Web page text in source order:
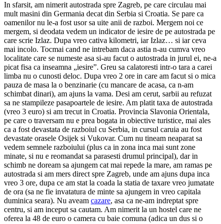
In sfarsit, am nimerit autostrada spre Zagreb, pe care circulau mai
mult masini din Germania decat din Serbia si Croatia. Se pare ca
oamenilor nu le-a fost usor sa uite anii de razboi. Mergem noi ce
mergem, si deodata vedem un indicator de iesire de pe autostrada pe
care scrie Izlaz. Dupa vreo cativa kilometri, iar Izlaz… si iar ceva
mai incolo. Tocmai cand ne intrebam daca astia n-au cumva vreo
localitate care se numeste asa si-au facut o autostrada in jurul ei, ne-a
picat fisa ca inseamna „iesire”. Greu sa calatoresti intr-o tara a carei
limba nu o cunosti deloc. Dupa vreo 2 ore in care am facut si o mica
pauza de masa la o benzinarie (cu mancare de acasa, ca n-am
schimbat dinari), am ajuns la vama. Desi am cerut, sarbii au refuzat
sa ne stampileze pasapoartele de iesire. Am platit taxa de autostrada
(vreo 3 euro) si am trecut in Croatia. Provincia Slavonia Orientala,
pe care o traversam nu e prea bogata in obiective turistice, mai ales
ca a fost devastata de razboiul cu Serbia, in cursul caruia au fost
devastate orasele Osijek si Vukovar. Cum nu tineam neaparat sa
vedem semnele razboiului (plus ca in zona inca mai sunt zone
minate, si nu e reomandat sa parasesti drumul principal), dar in
schimb ne doream sa ajungem cat mai repede la mare, am ramas pe
autostrada si am mers direct spre Zagreb, unde am ajuns dupa inca
vreo 3 ore, dupa ce am stat la coada la statia de taxare vreo jumatate
de ora (sa ne fie invatatura de minte sa ajungem in vreo capitala
duminica seara). Nu aveam cazare, asa ca ne-am indreptat spre
centru, si am inceput sa cautam. Am nimerit la un hostel care ne
oferea la 48 de euro o camera cu baie comuna (adica un dus si o